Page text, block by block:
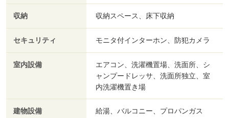
収納 収納スペース、床下収納
セキュリティ モニタ付インターホン、防犯カメラ
室内設備
エアコン、洗濯機置場、洗面所、シ
ャンプードレッサ、洗面所独立、室
内洗濯機置き場
建物設備 給湯、バルコニー、プロパンガス